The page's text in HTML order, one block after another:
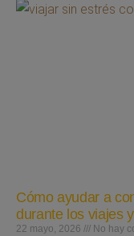
Cómo ayudar a
durante los viajes
22 mayo, 2026 No hay